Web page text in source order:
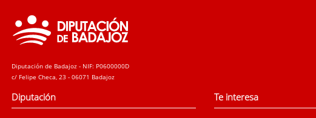
Diputación de Badajoz - NIF: P0600000D
c/ Felipe Checa, 23 - 06071 Badajoz
Diputación Te interesa